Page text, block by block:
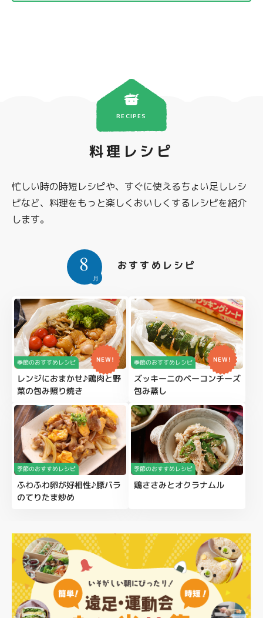
RECIPES
料理レシピ
忙しい時の時短レシピや、すぐに使えるちょい足しレシ
ピなど、料理をもっと楽しくおいしくするレシピを紹介
します。
8
月
おすすめレシピ
季節のおすすめレシピ NEW!
レンジにおまかせ♪鶏肉と野
菜の包み照り焼き
季節のおすすめレシピ NEW!
ズッキーニのベーコンチーズ
包み蒸し
季節のおすすめレシピ
ふわふわ卵が好相性♪豚バラ
のてりたま炒め
季節のおすすめレシピ
鶏ささみとオクラナムル